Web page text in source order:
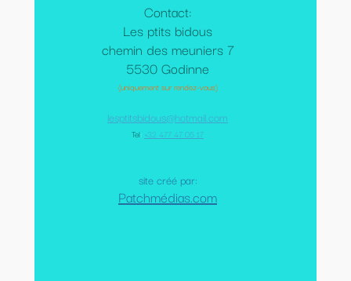
Contact:
Les ptits bidous
chemin des meuniers 7
5530 Godinne
(uniquement sur rendez-vous)
lesptitsbidous@hotmail.com
Tel: +32 477 47 05 17
site créé par:
Patchmédias.com